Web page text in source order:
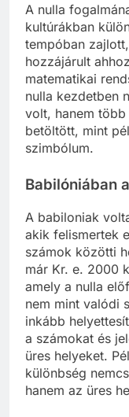
A nulla
kultúrákban
tempóban
hozzájárult
matematikai
nulla kezdetben
volt, hanem
betöltött, mint
szimbólum.
Babilóniában
A babiloniak
akik felismertek
számok közötti
már Kr. e. 2000
amely a nulla
nem mint valódi
inkább
a számokat és
üres helyeket.
különbség
hanem az üres